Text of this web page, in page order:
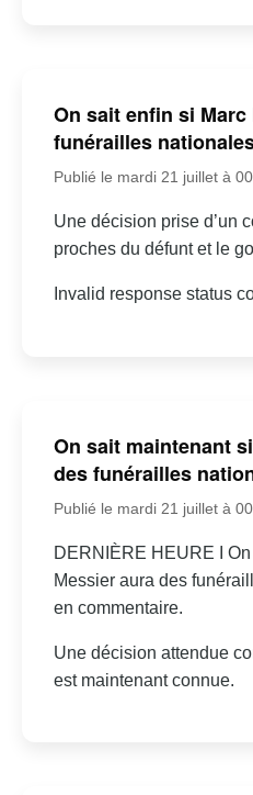
On sait enfin si
funérailles
Publié le mardi 21 juillet à
Une décision prise d’un
proches du défunt et le
Invalid response status
On sait maintenant
des funérailles
Publié le mardi 21 juillet à
DERNIÈRE HEURE I
Messier aura des
en commentaire.
Une décision attendue
est maintenant connue.